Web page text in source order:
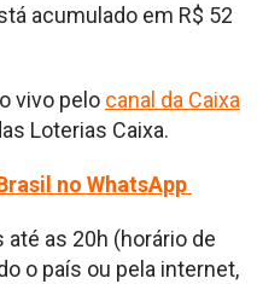
acumulado em R$ 52
vivo pelo canal da Caixa
Loterias Caixa.
no WhatsApp
as 20h (horário de
o país ou pela internet,